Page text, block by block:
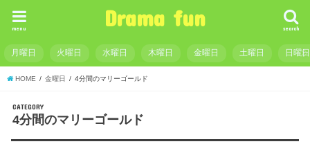
Drama fun search
menu
月曜日 火曜日 水曜日 木曜日 金曜日 土曜日 日曜日
HOME 金曜日 4分間のマリーゴールド
CATEGORY
4分間のマリーゴールド